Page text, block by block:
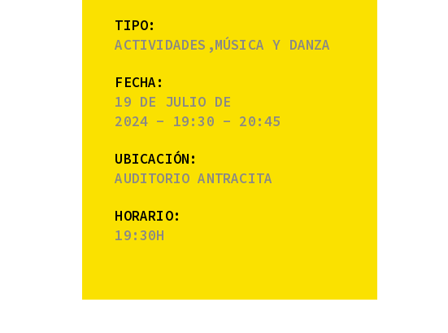
TIPO:
ACTIVIDADES,MÚSICA Y DANZA
FECHA:
19 DE JULIO DE
2024 - 19:30 - 20:45
UBICACIÓN:
AUDITORIO ANTRACITA
HORARIO:
19:30H